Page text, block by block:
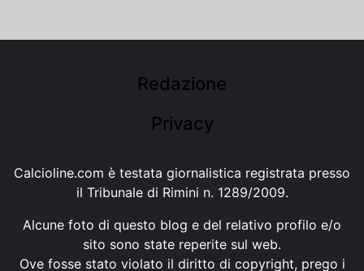
Redazione
Privacy
Calcioline.com è testata giornalistica registrata presso
il Tribunale di Rimini n. 1289/2009.
Alcune foto di questo blog e del relativo profilo e/o
sito sono state reperite sul web.
Ove fosse stato violato il diritto di copyright, prego i